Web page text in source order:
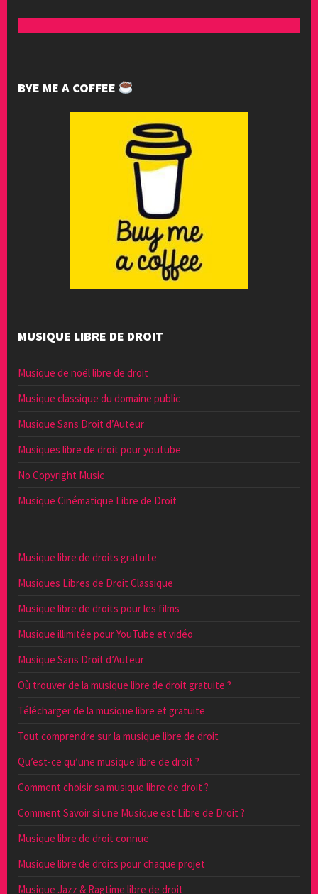
BYE ME A COFFEE
MUSIQUE LIBRE DE DROIT
Musique de noël libre de droit
Musique classique du domaine public
Musique Sans Droit d’Auteur
Musiques libre de droit pour youtube
No Copyright Music
Musique Cinématique Libre de Droit
Musique libre de droits gratuite
Musiques Libres de Droit Classique
Musique libre de droits pour les films
Musique illimitée pour YouTube et vidéo
Musique Sans Droit d’Auteur
Où trouver de la musique libre de droit gratuite ?
Télécharger de la musique libre et gratuite
Tout comprendre sur la musique libre de droit
Qu’est-ce qu’une musique libre de droit ?
Comment choisir sa musique libre de droit ?
Comment Savoir si une Musique est Libre de Droit ?
Musique libre de droit connue
Musique libre de droits pour chaque projet
Musique Jazz & Ragtime libre de droit